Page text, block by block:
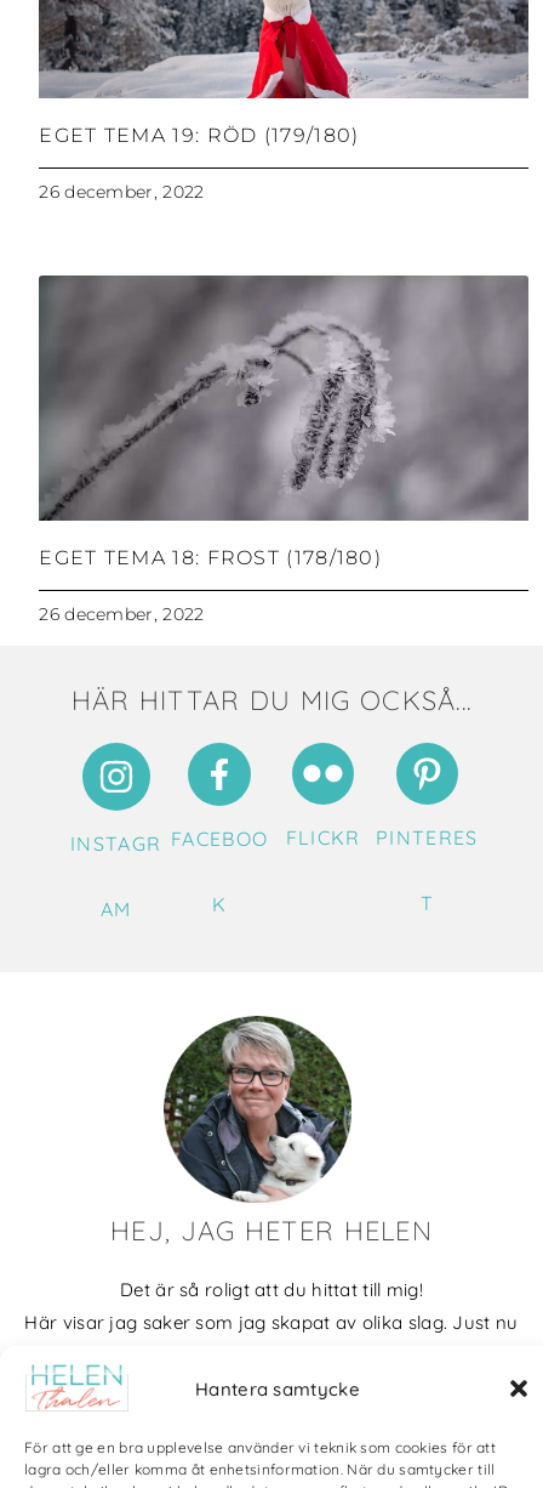
Hantera samtycke
För att ge en bra upplevelse använder vi teknik som cookies för att
lagra och/eller komma åt enhetsinformation. När du samtycker till
EGET TEMA 19: RÖD (179/180)
26 december, 2022
EGET TEMA 18: FROST (178/180)
26 december, 2022
HÄR HITTAR DU MIG OCKSÅ...
INSTAGR
AM
FACEBOO
K
FLICKR PINTERES
T
HEJ, JAG HETER HELEN
Det är så roligt att du hittat till mig!
Här visar jag saker som jag skapat av olika slag. Just nu
kärlek till naturen och min vackra hund. Men också lite
Bloggarkiv